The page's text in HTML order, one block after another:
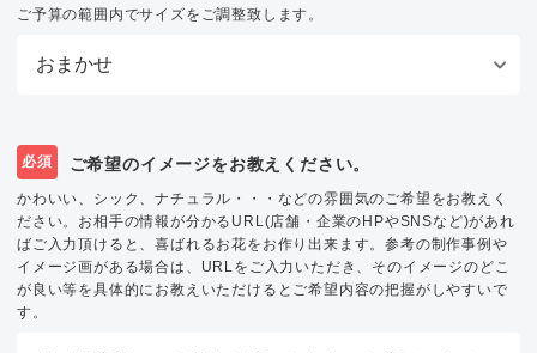
ご予算の範囲内でサイズをご調整致します。
必須 ご希望のイメージをお教えください。
かわいい、シック、ナチュラル・・・などの雰囲気のご希望をお教えく
ださい。お相手の情報が分かるURL(店舗・企業のHPやSNSなど)があれ
ばご入力頂けると、喜ばれるお花をお作り出来ます。参考の制作事例や
イメージ画がある場合は、URLをご入力いただき、そのイメージのどこ
が良い等を具体的にお教えいただけるとご希望内容の把握がしやすいで
す。